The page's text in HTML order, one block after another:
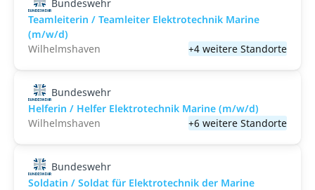
Bundeswehr
Teamleiterin / Teamleiter Elektrotechnik Marine
(m/w/d)
Wilhelmshaven
+4 weitere Standorte
Bundeswehr
Helferin / Helfer Elektrotechnik Marine (m/w/d)
Wilhelmshaven
+6 weitere Standorte
Bundeswehr
Soldatin / Soldat für Elektro­technik der Marine